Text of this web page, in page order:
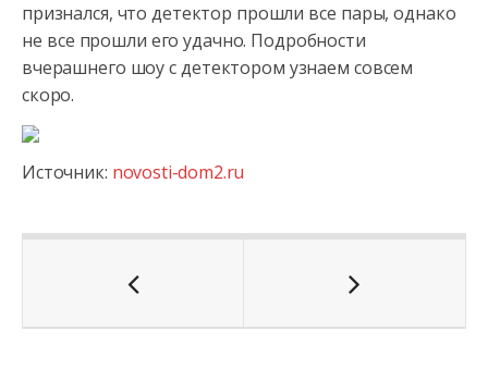
признался, что детектор прошли все пары, однако
не все прошли его удачно. Подробности
вчерашнего шоу с детектором узнаем совсем
скоро.
Источник: novosti-dom2.ru